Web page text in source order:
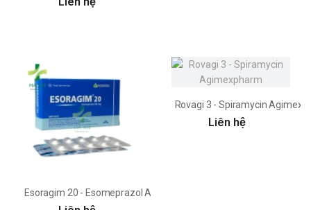
Esoragim 20 - Esomeprazol Agimexpharm
Rovagi 3 - Spiramycin
Liên hệ